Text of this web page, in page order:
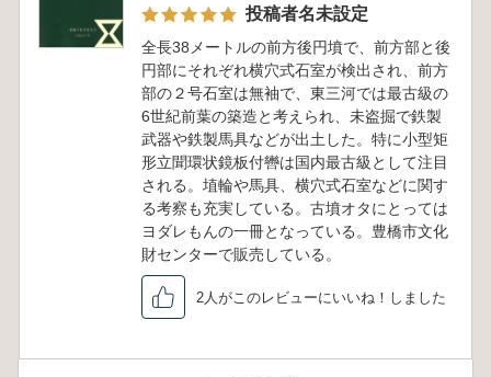
投稿者名未設定
全長38メートルの前方後円墳で、前方部と後
円部にそれぞれ横穴式石室が検出され、前方
部の２号石室は無袖で、東三河では最古級の
6世紀前葉の築造と考えられ、未盗掘で鉄製
武器や鉄製馬具などが出土した。特に小型矩
形立聞環状鏡板付轡は国内最古級として注目
される。埴輪や馬具、横穴式石室などに関す
る考察も充実している。古墳オタにとっては
ヨダレもんの一冊となっている。豊橋市文化
財センターで販売している。
2人がこのレビューにいいね！しました